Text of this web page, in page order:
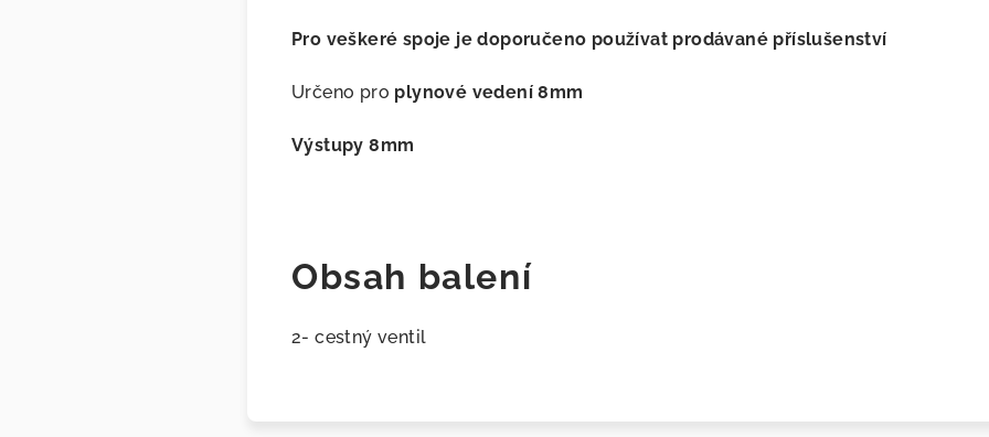
Pro veškeré spoje je doporučeno používat prodávané příslušenství
Určeno pro plynové vedení 8mm
Výstupy 8mm
Obsah balení
2- cestný ventil